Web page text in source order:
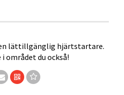
lättillgänglig hjärtstartare.
området du också!